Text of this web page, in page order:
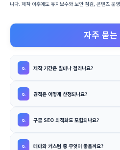
니다. 제작 이후에도 유지보수와 보안 점검, 콘텐츠 운
자주 묻는
제작 기간은 얼마나 걸리나요?
견적은 어떻게 산정되나요?
구글 SEO 최적화도 포함되나요?
테마와 커스텀 중 무엇이 좋을까요?